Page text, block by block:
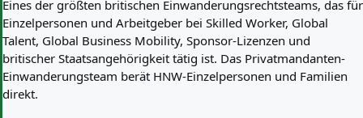
Eines der größten britischen Einwanderungsrechtsteams, das für
Einzelpersonen und Arbeitgeber bei Skilled Worker, Global
Talent, Global Business Mobility, Sponsor-Lizenzen und
britischer Staatsangehörigkeit tätig ist. Das Privatmandanten-
Einwanderungsteam berät HNW-Einzelpersonen und Familien
direkt.